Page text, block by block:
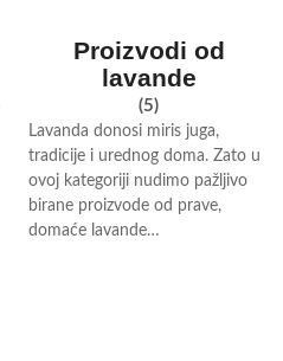
Proizvodi od
lavande
(5)
Lavanda donosi miris juga,
tradicije i urednog doma. Zato u
ovoj kategoriji nudimo pažljivo
birane proizvode od prave,
domaće lavande…